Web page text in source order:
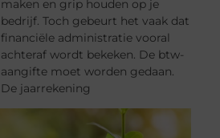
maken en grip houden op je
bedrijf. Toch gebeurt het vaak dat
financiële administratie vooral
achteraf wordt bekeken. De btw-
aangifte moet worden gedaan.
De jaarrekening